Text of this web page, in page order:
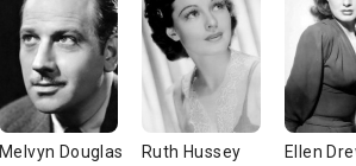
Melvyn Douglas Ruth Hussey Ellen